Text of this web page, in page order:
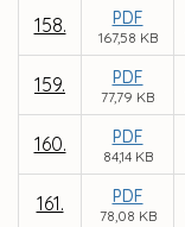
158. PDF
167,58 KB
159. PDF
77,79 KB
160. PDF
84,14 KB
161. PDF
78,08 KB